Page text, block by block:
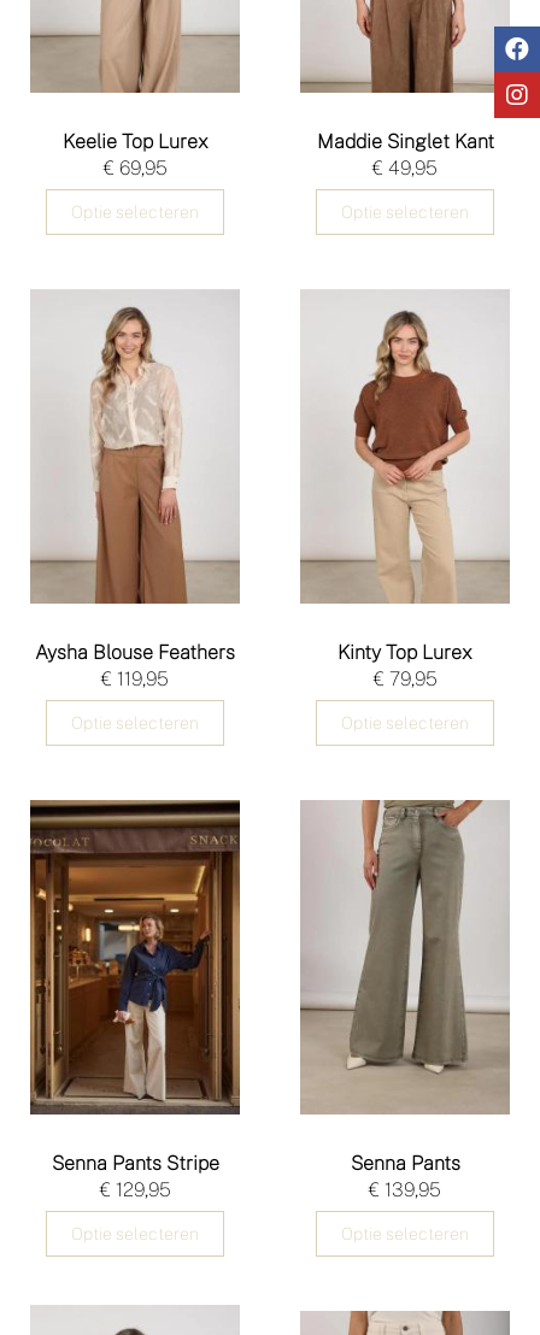
Keelie Top Lurex
€ 69,95
Optie selecteren
Maddie Singlet Kant
€ 49,95
Optie selecteren
Aysha Blouse Feathers
€ 119,95
Optie selecteren
Kinty Top Lurex
€ 79,95
Optie selecteren
Senna Pants Stripe
€ 129,95
Optie selecteren
Senna Pants
€ 139,95
Optie selecteren